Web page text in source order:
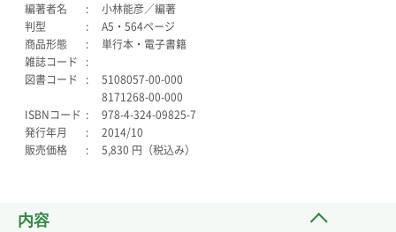
編著者名
小林能彦／編著
判型
A5・564ページ
商品形態
単行本・電子書籍
雑誌コード
図書コード
5108057-00-000
8171268-00-000
ISBNコード
978-4-324-09825-7
発行年月
2014/10
販売価格
5,830 円（税込み）
内容